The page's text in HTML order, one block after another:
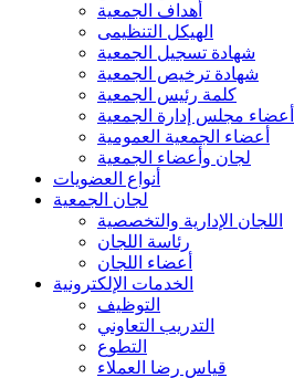
أهداف الجمعية
الهيكل التنظيمى
شهادة تسجيل الجمعية
شهادة ترخيص الجمعية
كلمة رئيس الجمعية
أعضاء مجلس إدارة الجمعية
أعضاء الجمعية العمومية
لجان وأعضاء الجمعية
أنواع العضويات
لجان الجمعية
اللجان الإدارية والتخصصية
رئاسة اللجان
أعضاء اللجان
الخدمات الإلكترونية
التوظيف
التدريب التعاوني
التطوع
قياس رضا العملاء